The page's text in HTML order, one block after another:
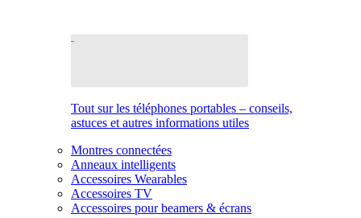
Tout sur les téléphones portables – conseils,
astuces et autres informations utiles
Montres connectées
Anneaux intelligents
Accessoires Wearables
Accessoires TV
Accessoires pour beamers & écrans